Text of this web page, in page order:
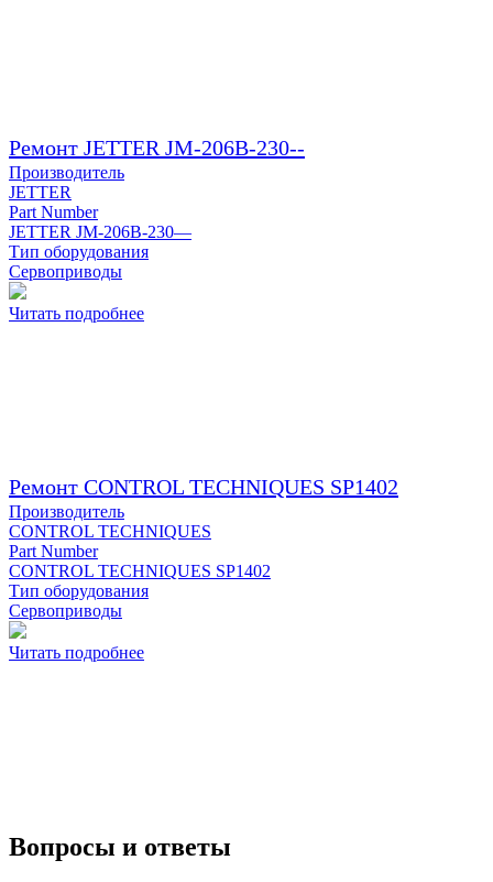
Ремонт JETTER JM-206B-230--
Производитель
JETTER
Part Number
JETTER JM-206B-230—
Тип оборудования
Сервоприводы
Читать подробнее
Ремонт CONTROL TECHNIQUES SP1402
Производитель
CONTROL TECHNIQUES
Part Number
CONTROL TECHNIQUES SP1402
Тип оборудования
Сервоприводы
Читать подробнее
Вопросы и ответы